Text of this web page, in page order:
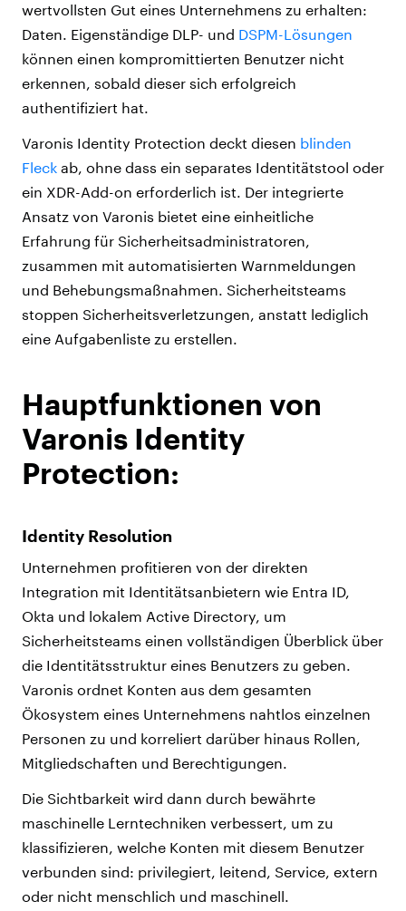
wertvollsten Gut eines Unternehmens zu erhalten:
Daten. Eigenständige DLP- und DSPM-Lösungen
können einen kompromittierten Benutzer nicht
erkennen, sobald dieser sich erfolgreich
authentifiziert hat.
Varonis Identity Protection deckt diesen blinden
Fleck ab, ohne dass ein separates Identitätstool oder
ein XDR-Add-on erforderlich ist. Der integrierte
Ansatz von Varonis bietet eine einheitliche
Erfahrung für Sicherheitsadministratoren,
zusammen mit automatisierten Warnmeldungen
und Behebungsmaßnahmen. Sicherheitsteams
stoppen Sicherheitsverletzungen, anstatt lediglich
eine Aufgabenliste zu erstellen.
Hauptfunktionen von
Varonis Identity
Protection:
Identity Resolution
Unternehmen profitieren von der direkten
Integration mit Identitätsanbietern wie Entra ID,
Okta und lokalem Active Directory, um
Sicherheitsteams einen vollständigen Überblick über
die Identitätsstruktur eines Benutzers zu geben.
Varonis ordnet Konten aus dem gesamten
Ökosystem eines Unternehmens nahtlos einzelnen
Personen zu und korreliert darüber hinaus Rollen,
Mitgliedschaften und Berechtigungen.
Die Sichtbarkeit wird dann durch bewährte
maschinelle Lerntechniken verbessert, um zu
klassifizieren, welche Konten mit diesem Benutzer
verbunden sind: privilegiert, leitend, Service, extern
oder nicht menschlich und maschinell.